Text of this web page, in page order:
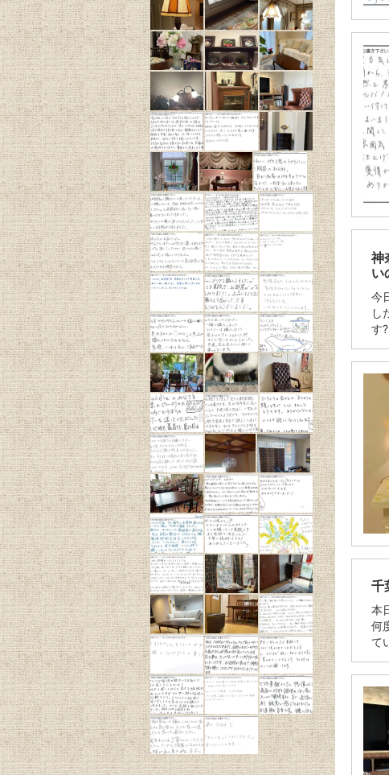
神
い
今
し
す
千
本
何
て